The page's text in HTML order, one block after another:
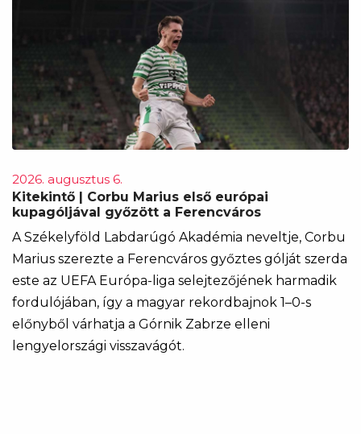
2026. augusztus 6.
Kitekintő | Corbu Marius első európai
kupagóljával győzött a Ferencváros
A Székelyföld Labdarúgó Akadémia neveltje, Corbu
Marius szerezte a Ferencváros győztes gólját szerda
este az UEFA Európa-liga selejtezőjének harmadik
fordulójában, így a magyar rekordbajnok 1–0-s
előnyből várhatja a Górnik Zabrze elleni
lengyelországi visszavágót.